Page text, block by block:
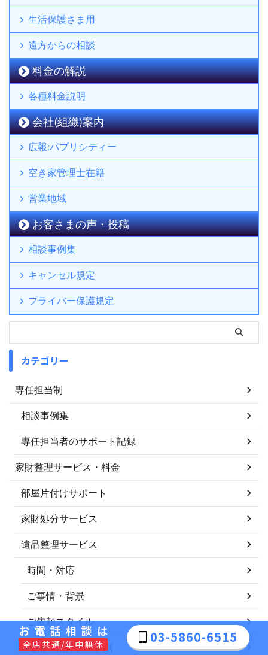
生活保護さま用
遠方からの相談
料金の解説
各種料金説明
会社(組織)案内
広報:パブリシティー
空き家管理士在籍
営業地域
お客さまの声・投稿
相談事例集
キャンセル規定
プライバー保護規定
カテゴリー
専任担当制
相談事例集
専任担当者のサポート記録
家財整理サービス・料金
部屋片付けサポート
家財処分サービス
遺品整理サービス
時間・対応
ご事情・背景
ご依頼スタイル
建物・物件タイプ別
お電話相談は
全店共通/年中無休 03-5860-6515